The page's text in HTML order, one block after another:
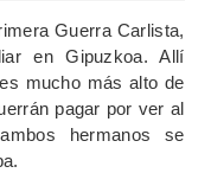
Guerra Carlista,
en Gipuzkoa. Allí
mucho más alto de
pagar por ver al
hermanos se